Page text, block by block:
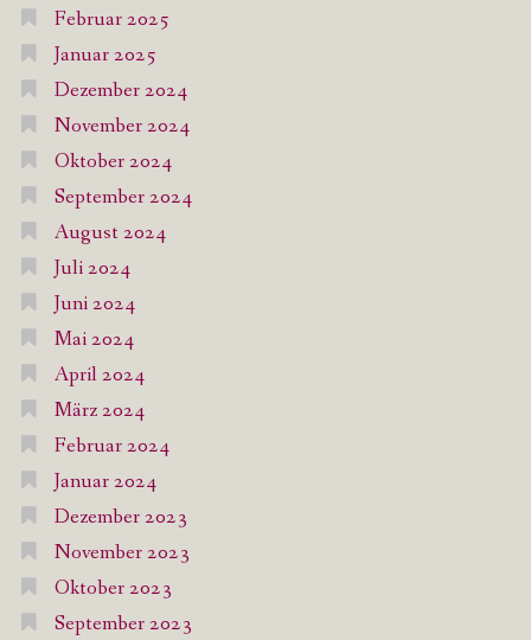
Februar 2025
Januar 2025
Dezember 2024
November 2024
Oktober 2024
September 2024
August 2024
Juli 2024
Juni 2024
Mai 2024
April 2024
März 2024
Februar 2024
Januar 2024
Dezember 2023
November 2023
Oktober 2023
September 2023